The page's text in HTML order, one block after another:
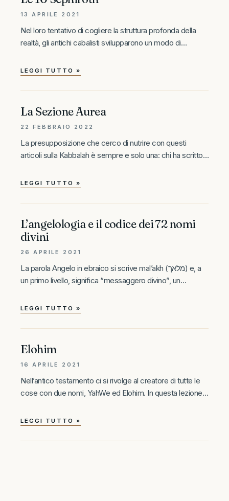
13 APRILE 2021
Nel loro tentativo di cogliere la struttura profonda della
realtà, gli antichi cabalisti svilupparono un modo di
che Dio crea: l’Albero della Vita. Secondo gli antichi, se
LEGGI TUTTO »
La Sezione Aurea
22 FEBBRAIO 2022
La presupposizione che cerco di nutrire con questi
articoli sulla Kabbalah è sempre e solo una: chi ha scritto
crea, determina e causa la realtà, e che usa
LEGGI TUTTO »
L’angelologia e il codice dei 72 nomi
divini
26 APRILE 2021
La parola Angelo in ebraico si scrive mal’akh (מלאך) e, a
un primo livello, significa “messaggero divino”, un
ebraica è un vero e proprio codice dal quale si
LEGGI TUTTO »
Elohim
16 APRILE 2021
Nell’antico testamento ci si rivolge al creatore di tutte le
cose con due nomi, YahWe ed Elohim. In questa lezione
Elohim è la terza parola della genesi, Bereshit Bara
LEGGI TUTTO »